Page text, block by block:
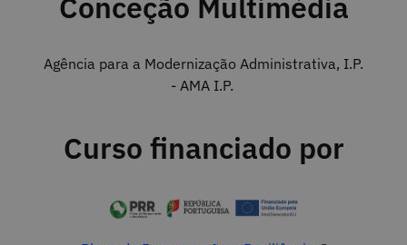
Agência para a Modernização Administrativa, I.P.
- AMA I.P.
Curso financiado por